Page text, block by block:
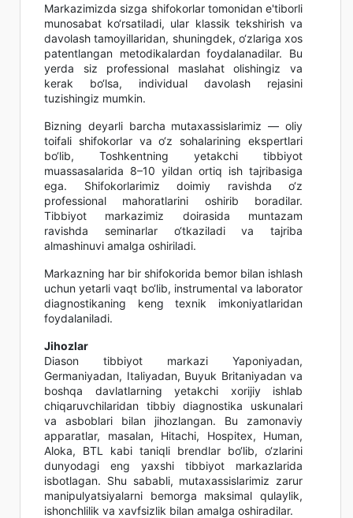
Markazimizda sizga shifokorlar tomonidan e'tiborli
munosabat ko‘rsatiladi, ular klassik tekshirish va
davolash tamoyillaridan, shuningdek, o‘zlariga xos
patentlangan metodikalardan foydalanadilar. Bu
yerda siz professional maslahat olishingiz va
kerak bo‘lsa, individual davolash rejasini
tuzishingiz mumkin.
Bizning deyarli barcha mutaxassislarimiz — oliy
toifali shifokorlar va o‘z sohalarining ekspertlari
bo‘lib, Toshkentning yetakchi tibbiyot
muassasalarida 8–10 yildan ortiq ish tajribasiga
ega. Shifokorlarimiz doimiy ravishda o‘z
professional mahoratlarini oshirib boradilar.
Tibbiyot markazimiz doirasida muntazam
ravishda seminarlar o‘tkaziladi va tajriba
almashinuvi amalga oshiriladi.
Markazning har bir shifokorida bemor bilan ishlash
uchun yetarli vaqt bo‘lib, instrumental va laborator
diagnostikaning keng texnik imkoniyatlaridan
foydalaniladi.
Jihozlar
Diason tibbiyot markazi Yaponiyadan,
Germaniyadan, Italiyadan, Buyuk Britaniyadan va
boshqa davlatlarning yetakchi xorijiy ishlab
chiqaruvchilaridan tibbiy diagnostika uskunalari
va asboblari bilan jihozlangan. Bu zamonaviy
apparatlar, masalan, Hitachi, Hospitex, Human,
Aloka, BTL kabi taniqli brendlar bo‘lib, o‘zlarini
dunyodagi eng yaxshi tibbiyot markazlarida
isbotlagan. Shu sababli, mutaxassislarimiz zarur
manipulyatsiyalarni bemorga maksimal qulaylik,
ishonchlilik va xavfsizlik bilan amalga oshiradilar.